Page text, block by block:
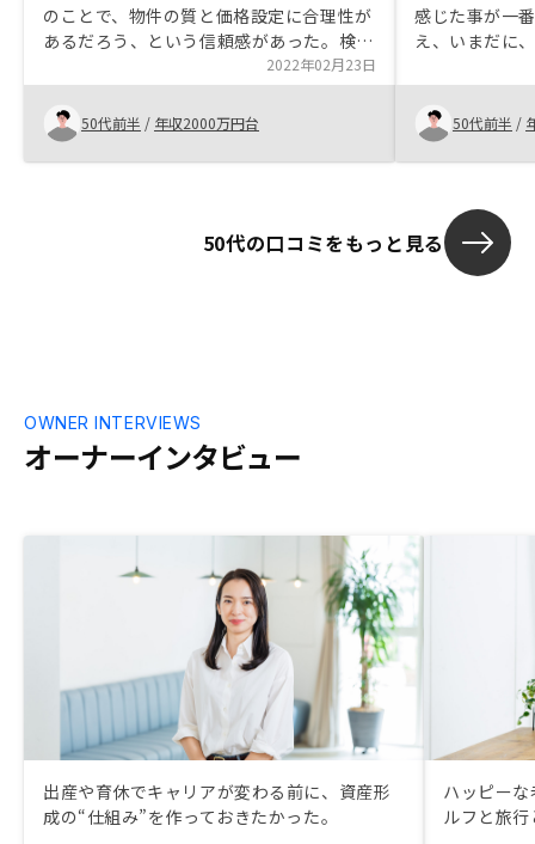
のことで、物件の質と価格設定に合理性が
あるだろう、という信頼感があった。検討
段階では、営業担当者に誠実さを感じるこ
とができた。購入後のアプリ「RENOSY」
（旧OWNR by RENOSY）でのサポート体
制も、現状で他社に秀でている。GAのの
YouTubeを観て、熱心な多くのエンジニア
2022年02月23日
50代前半 / 年収2000万円台
感じた事が一
え、いまだに
解できるもの
ん。年齢によ
すが、、ただ
動を優先させ
決断が良かっ
が、、
50代前半 /
50代の口コミをもっと見る
オーナーインタビュー
OWNER INTERVIEWS
出産や育休でキャリアが変わる前に、資産形
成の“仕組み”を作っておきたかった。
ハッピー
ルフと旅